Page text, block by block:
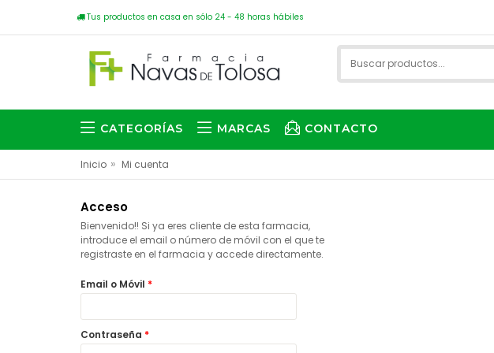
Tus productos en casa en sólo 24 - 48 horas hábiles
CATEGORÍAS MARCAS CONTACTO
Inicio » Mi cuenta
Acceso
Bienvenido!! Si ya eres cliente de esta farmacia,
introduce el email o número de móvil con el que te
registraste en el farmacia y accede directamente.
Email o Móvil *
Contraseña *